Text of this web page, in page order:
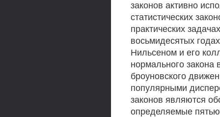
законов активно
статистических
практических
восьмидесятых
Нильсеном и его
нормального закона
броуновского
популярными
законов являются
определяемые